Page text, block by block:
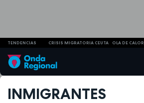
TENDENCIAS CRISIS MIGRATORIA CEUTA OLA DE CALOR
INMIGRANTES